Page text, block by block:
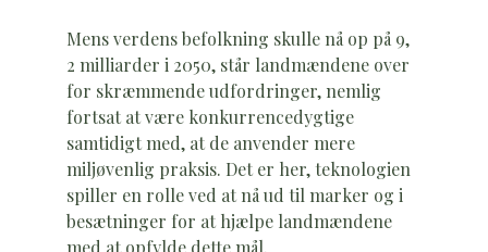
Mens verdens befolkning skulle nå op på 9,
2 milliarder i 2050, står landmændene over
for skræmmende udfordringer, nemlig
fortsat at være konkurrencedygtige
samtidigt med, at de anvender mere
miljøvenlig praksis. Det er her, teknologien
spiller en rolle ved at nå ud til marker og i
besætninger for at hjælpe landmændene
med at opfylde dette mål.